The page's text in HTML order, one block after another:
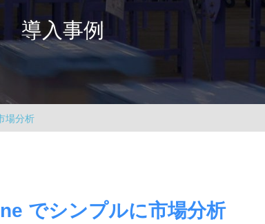
導入事例
場分析
でシンプルに市場分析